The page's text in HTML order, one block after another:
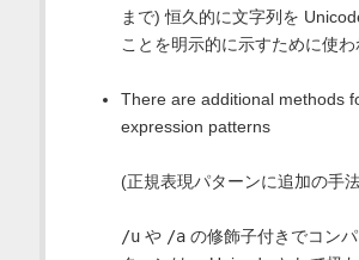
まで) 恒久的に文字列を
ことを明示的に示すために使わ
There are additional methods
expression patterns
(正規表現パターンに追加の手
/uや /aの修飾子付きでコン